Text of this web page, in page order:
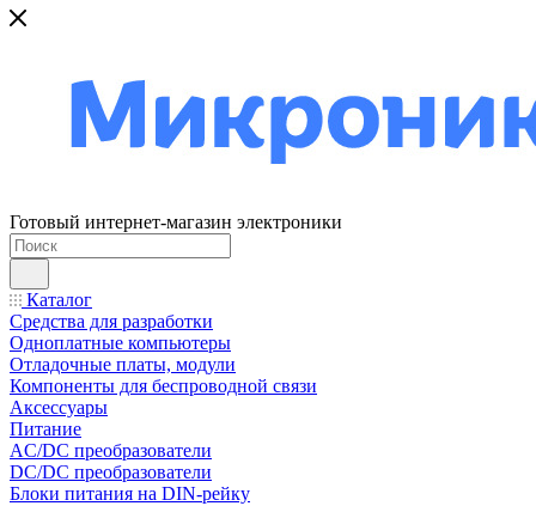
Готовый интернет-магазин электроники
Каталог
Средства для разработки
Одноплатные компьютеры
Отладочные платы, модули
Компоненты для беспроводной связи
Аксессуары
Питание
AC/DC преобразователи
DC/DC преобразователи
Блоки питания на DIN-рейку